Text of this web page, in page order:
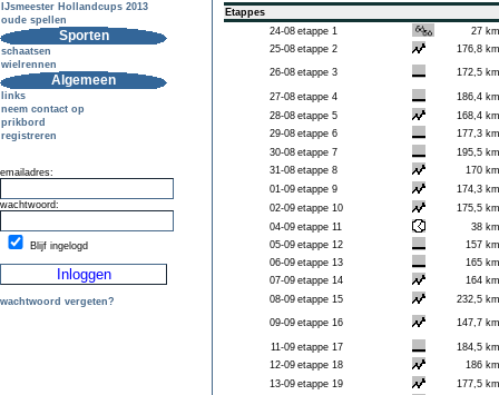
IJsmeester Hollandcups 2013
oude spellen
Sporten
schaatsen
wielrennen
Algemeen
links
neem contact op
prikbord
registreren
emailadres:
wachtwoord:
Blijf ingelogd
wachtwoord vergeten?
Etappes
24-08 etappe 1
27 km
25-08 etappe 2 176,8 km
26-08 etappe 3 172,5 km
27-08 etappe 4
186,4 km
28-08 etappe 5
168,4 km
29-08 etappe 6
177,3 km
30-08 etappe 7
195,5 km
31-08 etappe 8
170 km
01-09 etappe 9
174,3 km
02-09 etappe 10
175,5 km
04-09 etappe 11
38 km
05-09 etappe 12
157 km
06-09 etappe 13
165 km
07-09 etappe 14
164 km
08-09 etappe 15 232,5 km
09-09 etappe 16 147,7 km
11-09 etappe 17
184,5 km
12-09 etappe 18
186 km
13-09 etappe 19
177,5 km